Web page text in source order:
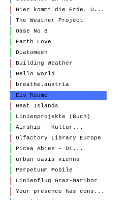
Hier kommt die Erde. U...
The Weather Project
Oase No 8
Earth Love
Diatomeen
Building Weather
Hello world
breathe.austria
Eis Räume
Heat Islands
Linienprojekte (Buch)
Airship – Kultur...
Olfactory Library Europe
Picea Abies – Di...
urban oasis vienna
Perpetuum Mobile
Linienflug Graz-Maribor
Your presence has cons...